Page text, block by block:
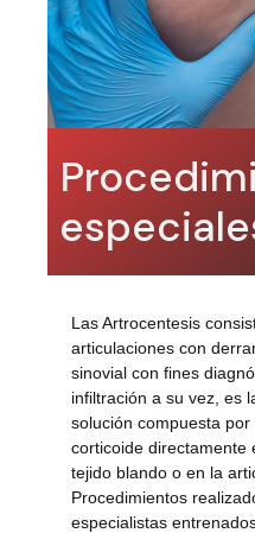
Las Artrocentesis
articulaciones con
sinovial con fines
infiltración a su vez, es
solución compuesta
corticoide directamente
tejido blando o en la
Procedimientos
especialistas